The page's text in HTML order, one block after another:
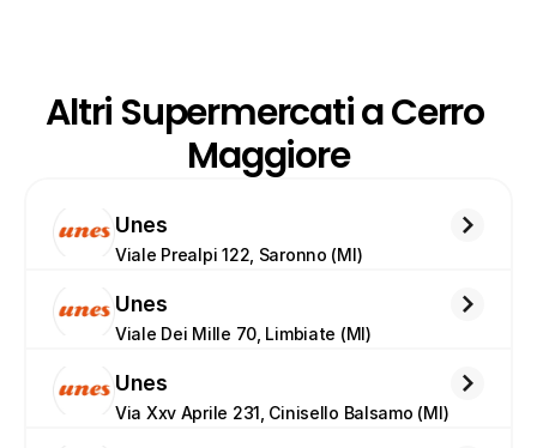
Altri Supermercati a Cerro
Maggiore
Unes
Viale Prealpi 122, Saronno (MI)
Unes
Viale Dei Mille 70, Limbiate (MI)
Unes
Via Xxv Aprile 231, Cinisello Balsamo (MI)